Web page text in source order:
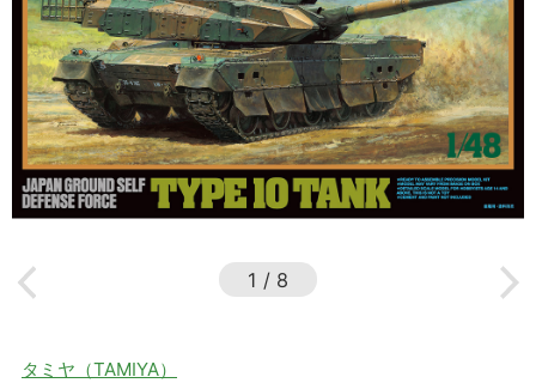
1 / 8
タミヤ（TAMIYA）